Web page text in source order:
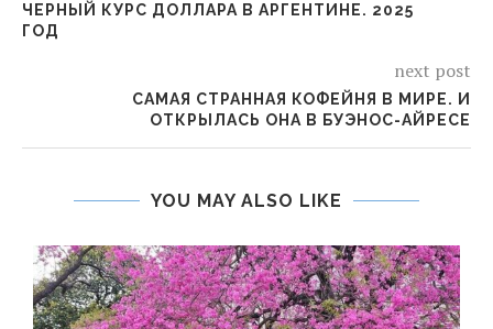
ЧЕРНЫЙ КУРС ДОЛЛАРА В АРГЕНТИНЕ. 2025
ГОД
next post
САМАЯ СТРАННАЯ КОФЕЙНЯ В МИРЕ. И
ОТКРЫЛАСЬ ОНА В БУЭНОС-АЙРЕСЕ
YOU MAY ALSO LIKE